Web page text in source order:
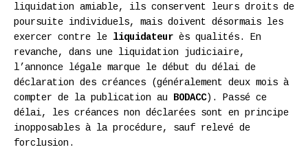
liquidation amiable, ils conservent leurs droits de
poursuite individuels, mais doivent désormais les
exercer contre le liquidateur ès qualités. En
revanche, dans une liquidation judiciaire,
l’annonce légale marque le début du délai de
déclaration des créances (généralement deux mois à
compter de la publication au
BODACC). Passé ce
délai, les créances non déclarées sont en principe
inopposables à la procédure, sauf relevé de
forclusion.